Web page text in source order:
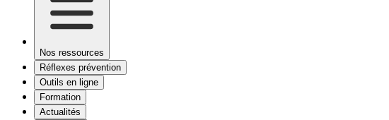
Nos ressources
Réflexes prévention
Outils en ligne
Formation
Actualités